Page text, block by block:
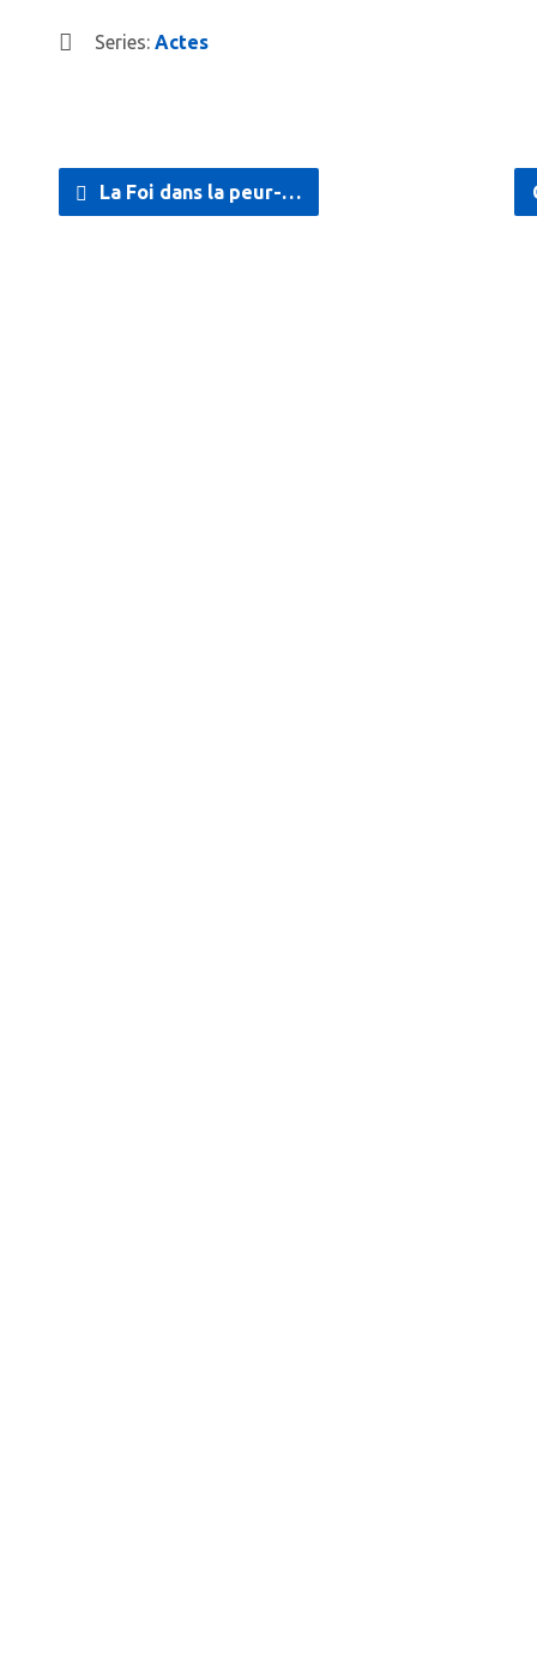
Series: Actes
La Foi dans la peur-…